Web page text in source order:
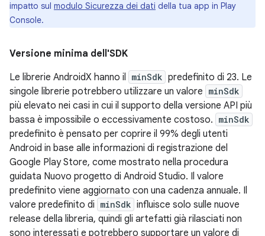
impatto sul modulo Sicurezza dei dati della tua app in Play
Console.
Versione minima dell'SDK
Le librerie AndroidX hanno il minSdk predefinito di 23. Le
singole librerie potrebbero utilizzare un valore minSdk
più elevato nei casi in cui il supporto della versione API più
bassa è impossibile o eccessivamente costoso. minSdk
predefinito è pensato per coprire il 99% degli utenti
Android in base alle informazioni di registrazione del
Google Play Store, come mostrato nella procedura
guidata Nuovo progetto di Android Studio. Il valore
predefinito viene aggiornato con una cadenza annuale. Il
valore predefinito di minSdk influisce solo sulle nuove
release della libreria, quindi gli artefatti già rilasciati non
sono interessati e potrebbero supportare un valore di